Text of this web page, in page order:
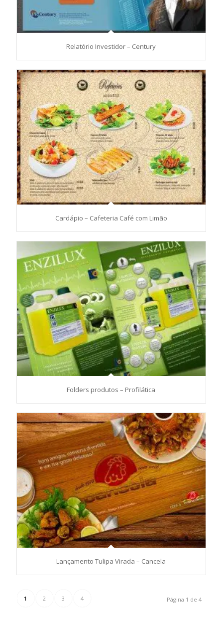
Relatório Investidor – Century
Cardápio – Cafeteria Café com Limão
Folders produtos – Profilática
Lançamento Tulipa Virada – Cancela
Página 1 de 4
1 2 3 4